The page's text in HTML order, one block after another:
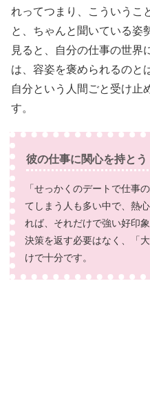
れってつまり、こういうこ
と、ちゃんと聞いている姿
見ると、自分の仕事の世界
は、容姿を褒められるのと
自分という人間ごと受け止
す。
彼の仕事に関心を持とう
「せっかくのデートで仕事
てしまう人も多い中で、熱
れば、それだけで強い好印
決策を返す必要はなく、「
けで十分です。